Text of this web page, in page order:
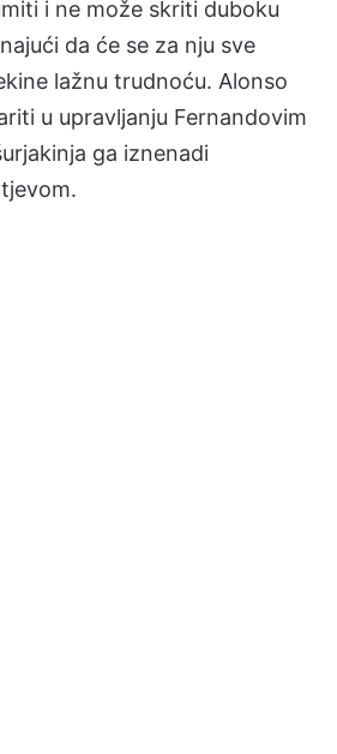
i ne može skriti duboku
da će se za nju sve
lažnu trudnoću. Alonso
u upravljanju Fernandovim
ga iznenadi